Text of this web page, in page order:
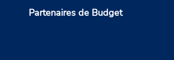
Partenaires de Budget